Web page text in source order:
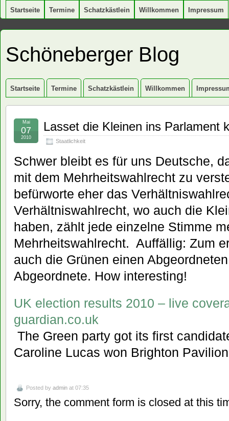
Startseite Termine Schatzkästlein Willkommen Impressum
Schöneberger Blog
Startseite Termine Schatzkästlein Willkommen
Lasset die Kleinen ins Parlament
Staatlichkeit
Mai
07
2010
Schwer bleibt es für uns Deutsche,
mit dem Mehrheitswahlrecht zu
befürworte eher das
Verhältniswahlrecht, wo auch die
haben, zählt jede einzelne Stimme
Mehrheitswahlrecht. Auffällig: Zum
auch die Grünen einen
Abgeordnete. How interesting!
UK election results 2010 – live
guardian.co.uk
 The Green party got its first
Caroline Lucas won Brighton
Posted by admin at 07:35
Sorry, the comment form is closed at this